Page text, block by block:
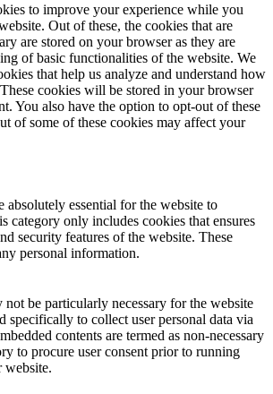
to improve your experience while you
Out of these, the cookies that are
are stored on your browser as they are
of basic functionalities of the website. We
that help us analyze and understand how
cookies will be stored in your browser
You also have the option to opt-out of these
of some of these cookies may affect your
absolutely essential for the website to
category only includes cookies that ensures
security features of the website. These
personal information.
be particularly necessary for the website
specifically to collect user personal data via
contents are termed as non-necessary
to procure user consent prior to running
website.